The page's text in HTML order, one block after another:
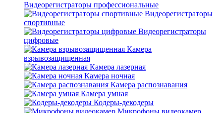
Видеорегистраторы профессиональные
Видеорегистраторы
спортивные
Видеорегистраторы
цифровые
Камера
взрывозащищенная
Камера лазерная
Камера ночная
Камера распознавания
Камера умная
Кодеры-декодеры
Микрофоны видеокамер